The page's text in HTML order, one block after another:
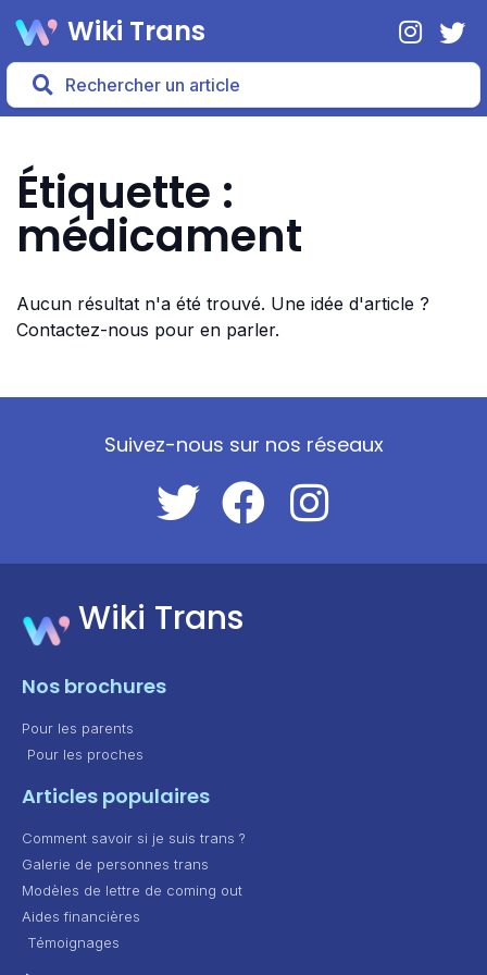
Wiki Trans
Étiquette :
médicament
Aucun résultat n'a été trouvé. Une idée d'article ?
Contactez-nous pour en parler.
Suivez-nous sur nos réseaux
Wiki Trans
Nos brochures
Pour les parents
Pour les proches
Articles populaires
Comment savoir si je suis trans ?
Galerie de personnes trans
Modèles de lettre de coming out
Aides financières
Témoignages